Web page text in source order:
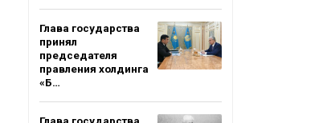
Глава государства
принял
председателя
правления холдинга
«Б…